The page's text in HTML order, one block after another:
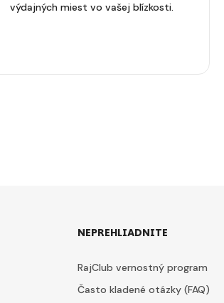
výdajných miest vo vašej blízkosti.
NEPREHLIADNITE
RajClub vernostný program
Často kladené otázky (FAQ)